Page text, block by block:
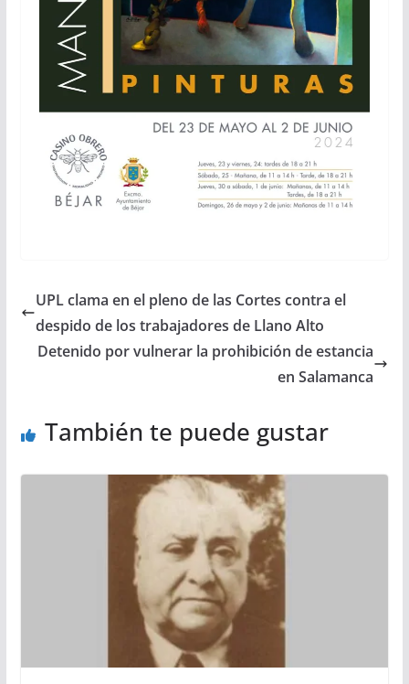
UPL clama en el pleno de las Cortes contra el
despido de los trabajadores de Llano Alto
Detenido por vulnerar la prohibición de estancia
en Salamanca
También te puede gustar